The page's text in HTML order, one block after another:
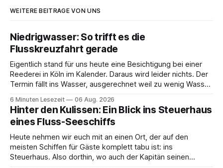
WEITERE BEITRÄGE VON UNS
Niedrigwasser: So trifft es die
Flusskreuzfahrt gerade
Eigentlich stand für uns heute eine Besichtigung bei einer
Reederei in Köln im Kalender. Daraus wird leider nichts. Der
Termin fällt ins Wasser, ausgerechnet weil zu wenig Wasser
und fahren mit Thurgau Travel die Donau hinunter Richtung
Budapest. Auch
6 Minuten Lesezeit 06 Aug. 2026
Hinter den Kulissen: Ein Blick ins Steuerhaus
eines Fluss-Seeschiffs
Heute nehmen wir euch mit an einen Ort, der auf den
meisten Schiffen für Gäste komplett tabu ist: ins
Steuerhaus. Also dorthin, wo auch der Kapitän seinen